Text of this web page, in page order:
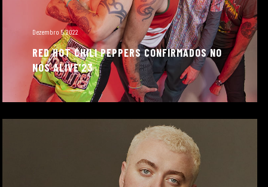
Dezembro 5, 2022
RED HOT CHILI PEPPERS CONFIRMADOS NO
NOS ALIVE’23